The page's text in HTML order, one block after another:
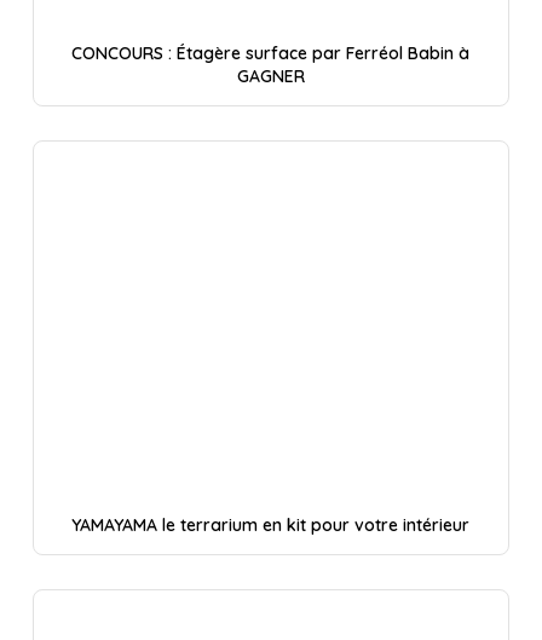
CONCOURS : Étagère surface par Ferréol Babin à
GAGNER
YAMAYAMA le terrarium en kit pour votre intérieur